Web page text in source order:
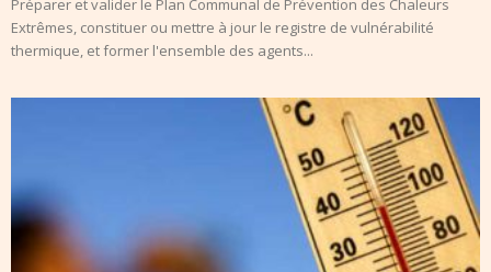
Préparer et valider le Plan Communal de Prévention des Chaleurs
Extrêmes, constituer ou mettre à jour le registre de vulnérabilité
thermique, et former l'ensemble des agents...